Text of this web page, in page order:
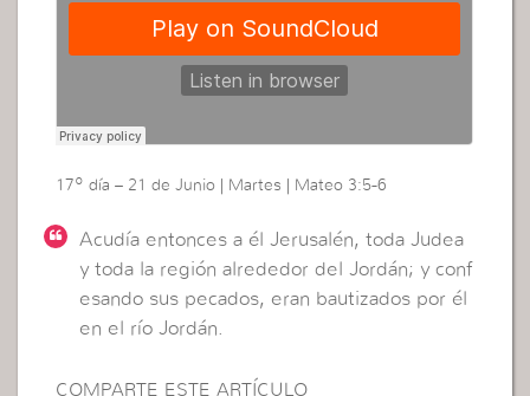
17º día – 21 de Junio | Martes | Mateo 3:5-6
Acudía entonces a él Jerusalén, toda Judea
y toda la región alrededor del Jordán; y conf
esando sus pecados, eran bautizados por él
en el río Jordán.
COMPARTE ESTE ARTÍCULO